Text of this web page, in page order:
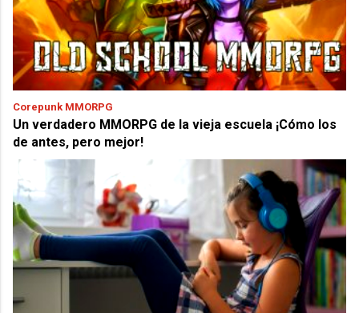
Corepunk MMORPG
Un verdadero MMORPG de la vieja escuela ¡Cómo los
de antes, pero mejor!